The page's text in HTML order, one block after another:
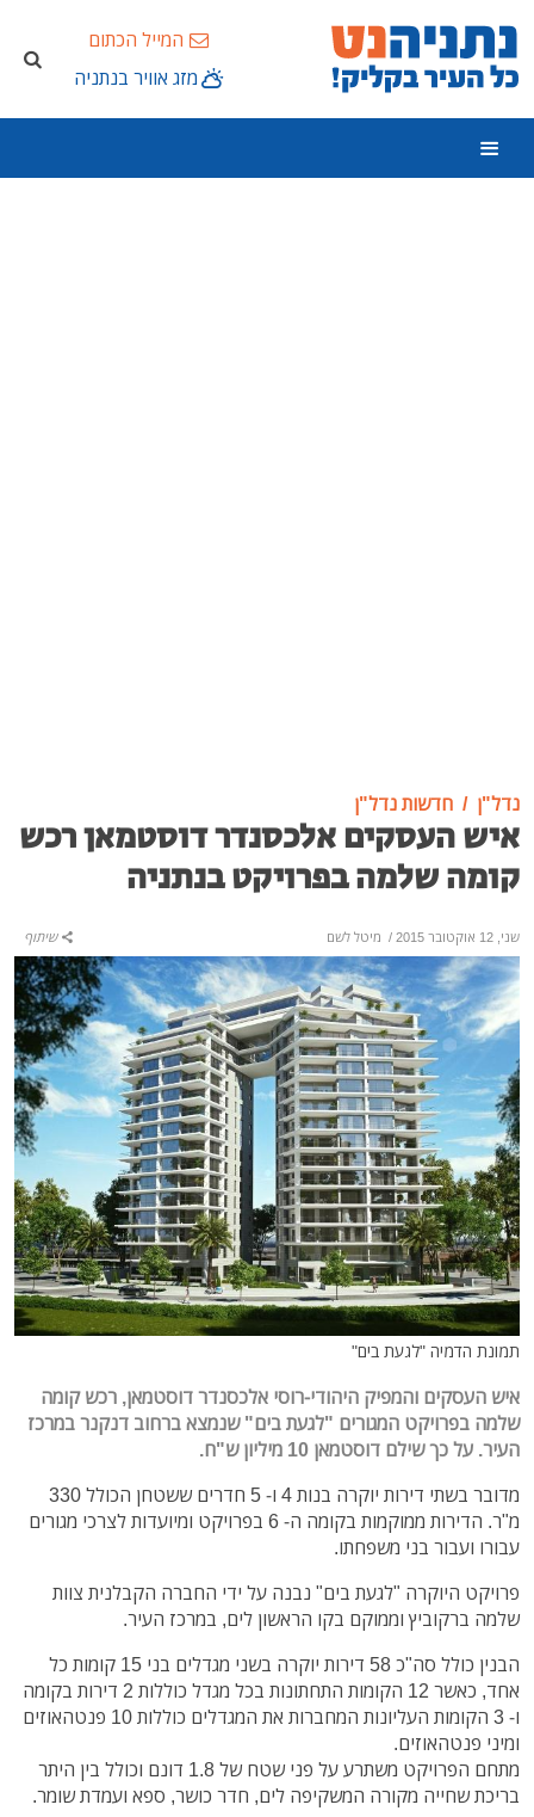
המייל הכתום
מזג אוויר בנתניה
נדל"ן חדשות נדל"ן
איש העסקים אלכסנדר דוסטמאן רכש
קומה שלמה בפרויקט בנתניה
שני, 12 אוקטובר 2015 / מיטל לשם שיתוף
תמונת הדמיה "לגעת בים"
איש העסקים והמפיק היהודי-רוסי אלכסנדר דוסטמאן, רכש קומה
שלמה בפרויקט המגורים "לגעת בים" שנמצאברחוב דנקנר במרכז
העיר. על כך שילם דוסטמאן 10 מיליון ש"ח.
מדובר בשתי דירות יוקרה בנות 4 ו- 5 חדרים ששטחן הכולל 330
מ"ר. הדירות ממוקמות בקומה ה- 6 בפרויקט ומיועדות לצרכי מגורים
עבורו ועבור בני משפחתו.
פרויקט היוקרה "לגעת בים" נבנה על ידי החברה הקבלנית צוות
שלמה ברקוביץ וממוקם בקו הראשון לים, במרכז העיר.
הבנין כולל סה"כ 58 דירות יוקרה בשני מגדלים בני 15 קומות כל
אחד, כאשר 12 הקומות התחתונות בכל מגדל כוללות 2 דירות בקומה
ו- 3 הקומות העליונות המחברות את המגדלים כוללות 10 פנטהאוזים
ומיני פנטהאוזים.
מתחם הפרויקט משתרע על פני שטח של 1.8 דונם וכולל בין היתר
בריכת שחייה מקורה המשקיפה לים, חדר כושר, ספא ועמדת שומר.